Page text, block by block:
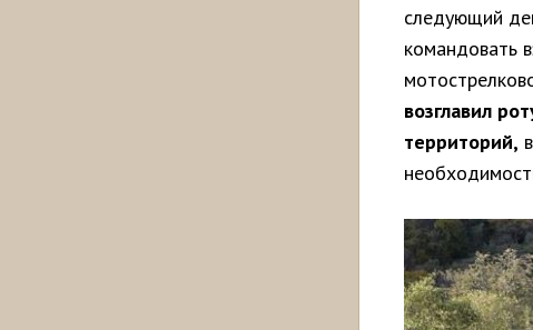
следующий
командовать
возглавил
территорий,